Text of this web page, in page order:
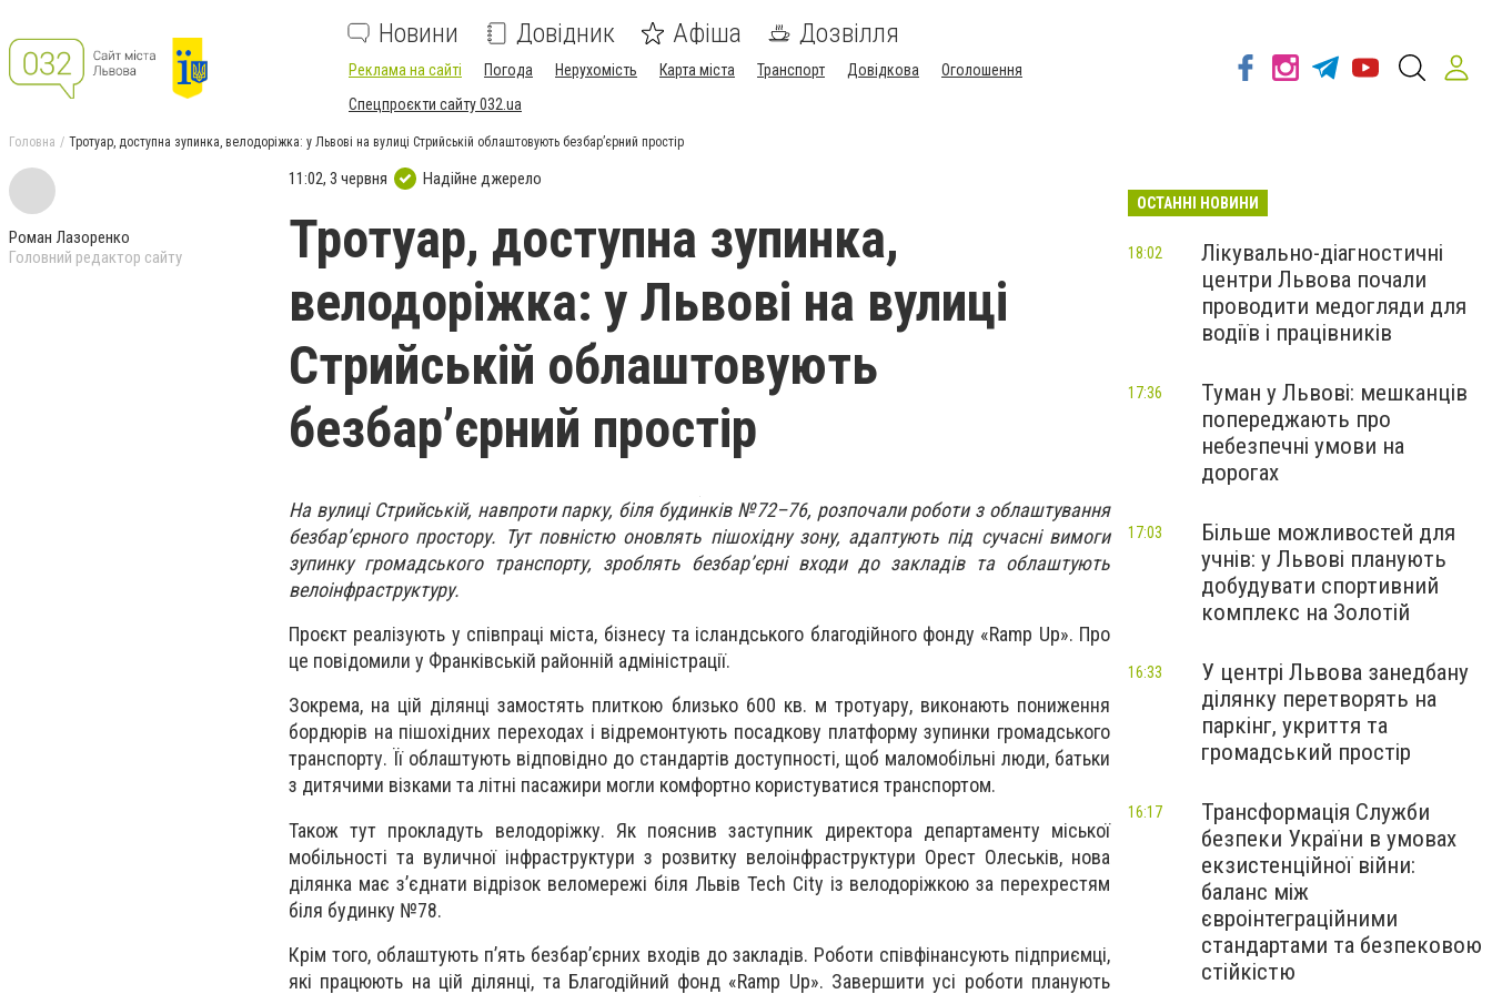
Новини Довідник Афіша Дозвілля
Реклама на сайті Погода Нерухомість Карта міста Транспорт Довідкова
Оголошення
Спецпроєкти сайту 032.ua
Головна Тротуар, доступна зупинка, велодоріжка: у Львові на вулиці Стрийській облаштовують безбар’єрний простір
Роман Лазоренко
Головний редактор сайту
11:02, 3 червня Надійне джерело
Тротуар, доступна зупинка,
велодоріжка: у Львові на вулиці
Стрийській облаштовують
безбар’єрний простір
На вулиціСтрийській, навпроти парку, біля будинків №72–76, розпочали роботи з облаштування
безбар’єрного простору. Тут повністю оновлять пішохідну зону, адаптують під сучасні вимоги
зупинку громадського транспорту, зроблять безбар’єрні входи до закладів та облаштують
велоінфраструктуру.
Проєкт реалізують у співпраці міста, бізнесу та ісландського благодійного фонду «Ramp Up». Про
це повідомили у Франківській районній адміністрації.
Зокрема, на цій ділянці замостять плиткою близько 600 кв. м тротуару, виконають пониження
бордюрів на пішохідних переходах і відремонтують посадкову платформу зупинки громадського
транспорту. Її облаштують відповідно до стандартів доступності, щоб маломобільні люди, батьки
з дитячими візками та літні пасажири могли комфортно користуватися транспортом.
Також тут прокладуть велодоріжку. Як пояснив заступник директора департаменту міської
мобільності та вуличної інфраструктури з розвитку велоінфраструктури Орест Олеськів, нова
ділянка має з’єднати відрізок веломережі біля Львів Tech City із велодоріжкою за перехрестям
біля будинку №78.
Крім того, облаштують п’ять безбар’єрних входів до закладів. Роботи співфінансують підприємці,
які працюють на цій ділянці, та Благодійний фонд «Ramp Up». Завершити усі роботи планують
ОСТАННІ НОВИНИ
Лікувально-діагностичні
центри Львова почали
проводити медогляди для
водіїв і працівників
18:02
Туман у Львові: мешканців
попереджають про
небезпечні умови на
дорогах
17:36
Більше можливостей для
учнів: у Львові планують
добудувати спортивний
комплекс на Золотій
17:03
У центрі Львова занедбану
ділянку перетворять на
паркінг, укриття та
громадський простір
16:33
Трансформація Служби
безпеки України в умовах
екзистенційної війни:
баланс між
євроінтеграційними
стандартами та безпековою
стійкістю
16:17